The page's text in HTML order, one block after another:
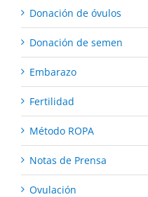
Donación de óvulos
Donación de semen
Embarazo
Fertilidad
Método ROPA
Notas de Prensa
Ovulación